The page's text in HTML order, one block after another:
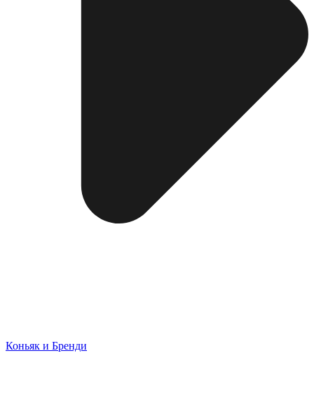
Коньяк и Бренди